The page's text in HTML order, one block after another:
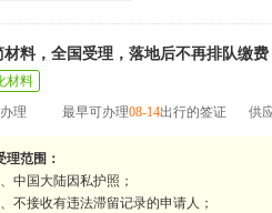
材料，全国受理，落地后不再排队缴费
材料
理 最早可办理08-14出行的签证 供
理范围：
中国大陆因私护照；
不接收有违法滞留记录的申请人；